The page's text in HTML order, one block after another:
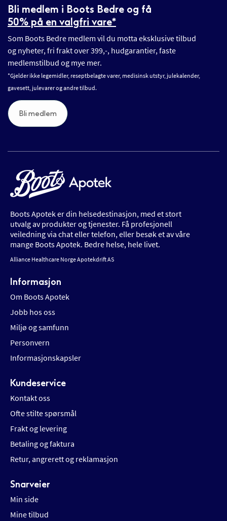
Bli medlem i Boots Bedre og få
50% på en valgfri vare*
Som Boots Bedre medlem vil du motta eksklusive tilbud
og nyheter, fri frakt over 399,-, hudgarantier, faste
medlemstilbud og mye mer.
*Gjelder ikke legemidler, reseptbelagte varer, medisinsk utstyr, julekalender,
gavesett, julevarer og andre tilbud.
Bli medlem
Boots Apotek er din helsedestinasjon, med et stort
utvalg av produkter og tjenester. Få profesjonell
veiledning via chat eller telefon, eller besøk et av våre
mange Boots Apotek. Bedre helse, hele livet.
Alliance Healthcare Norge Apotekdrift AS
Informasjon
Om Boots Apotek
Jobb hos oss
Miljø og samfunn
Personvern
Informasjonskapsler
Kundeservice
Kontakt oss
Ofte stilte spørsmål
Frakt og levering
Betaling og faktura
Retur, angrerett og reklamasjon
Snarveier
Min side
Mine tilbud